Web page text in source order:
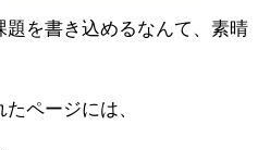
題を書き込めるなんて、素晴
ページには、